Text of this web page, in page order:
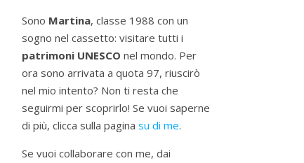
Sono Martina, classe 1988 con un
sogno nel cassetto: visitare tutti i
patrimoni UNESCO nel mondo. Per
ora sono arrivata a quota 97, riuscirò
nel mio intento? Non ti resta che
seguirmi per scoprirlo! Se vuoi saperne
di più, clicca sulla pagina su di me.
Se vuoi collaborare con me, dai